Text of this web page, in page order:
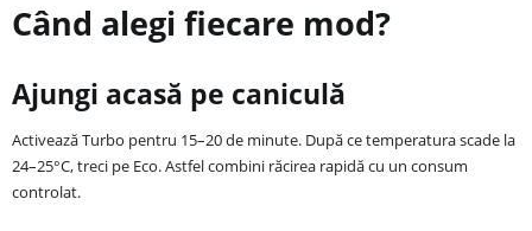
Când alegi fiecare mod?
Ajungi acasă pe caniculă
Activează Turbo pentru 15–20 de minute. După ce temperatura scade la
24–25°C, treci pe Eco. Astfel combini răcirea rapidă cu un consum
controlat.